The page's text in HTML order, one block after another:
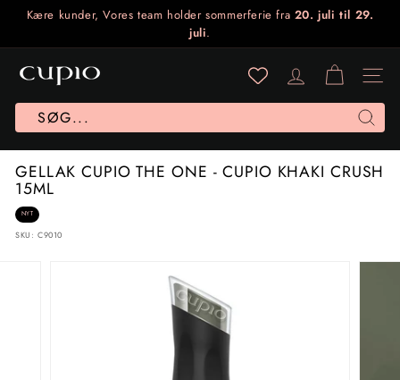
Sæt
diasshow
Kære kunder, Vores team holder sommerferie fra 20. juli til 29.
juli.
C
P
I
O
N
O
R
Site
Søg
GELLAK CUPIO THE ONE - CUPIO KHAKI CRUSH
15ML
NYT
SKU: C9010